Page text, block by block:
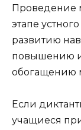
Проведение
этапе
развитию
повышению
обогащению
Если
учащиеся